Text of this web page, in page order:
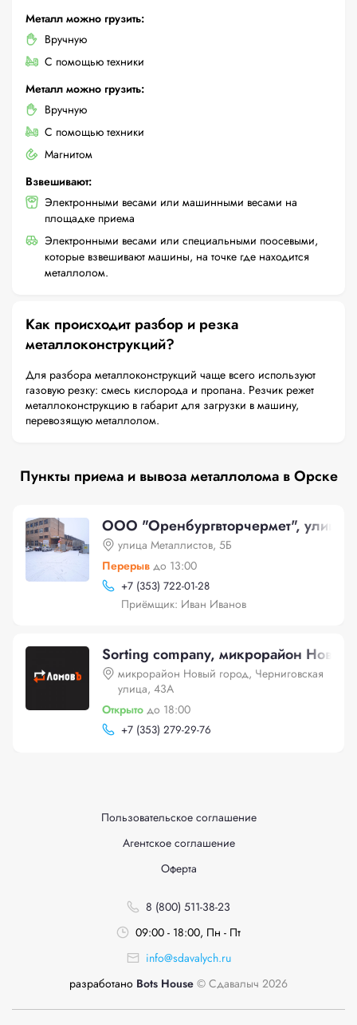
Металл можно грузить:
Вручную
С помощью техники
Металл можно грузить:
Вручную
С помощью техники
Магнитом
Взвешивают:
Электронными весами или машинными весами на
площадке приема
Электронными весами или специальными поосевыми,
которые взвешивают машины, на точке где находится
металлолом.
Как происходит разбор и резка
металлоконструкций?
Для разбора металлоконструкций чаще всего используют
газовую резку: смесь кислорода и пропана. Резчик режет
металлоконструкцию в габарит для загрузки в машину,
перевозящую металлолом.
Пункты приема и вывоза металлолома в Орске
ООО "Оренбургвторчермет", улица
улица Металлистов, 5Б
Перерыв до 13:00
+7 (353) 722-01-28
Приёмщик: Иван Иванов
Sorting company, микрорайон Новый
микрорайон Новый город, Черниговская
улица, 43А
Открыто до 18:00
+7 (353) 279-29-76
Пользовательское соглашение
Агентское соглашение
Оферта
8 (800) 511-38-23
09:00 - 18:00, Пн - Пт
info@sdavalych.ru
разработано Bots House © Сдавалыч 2026